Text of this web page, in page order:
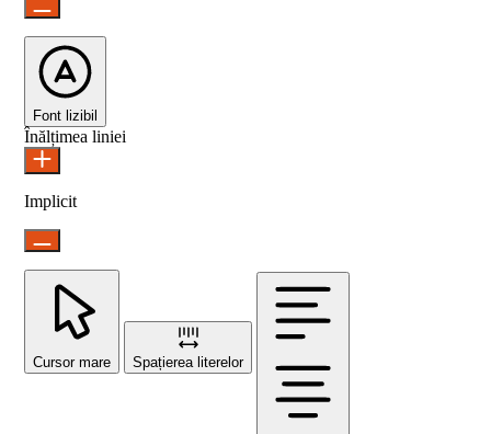
Font lizibil
Înălțimea liniei
Implicit
Cursor mare Spațierea literelor